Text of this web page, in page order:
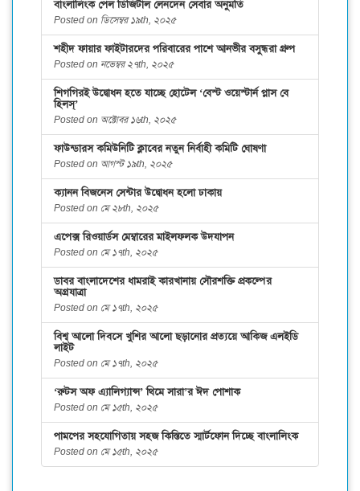
বাংলালিংক পেল ডিজিটাল লেনদেন সেবার অনুমতি
Posted on ডিসেম্বর ১৯th, ২০২৫
শহীদ ফায়ার ফাইটারদের পরিবারের পাশে আনভীর বসুন্ধরা গ্রুপ
Posted on নভেম্বর ২৭th, ২০২৫
শিগগিরই উদ্বোধন হতে যাচ্ছে হোটেল ‘বেস্ট ওয়েস্টার্ন প্লাস বে
হিলস্’
Posted on অক্টোবর ১৬th, ২০২৫
ফাউন্ডারস কমিউনিটি ক্লাবের নতুন নির্বাহী কমিটি ঘোষণা
Posted on আগস্ট ১৯th, ২০২৫
ক্যানন বিজনেস সেন্টার উদ্বোধন হলো ঢাকায়
Posted on মে ২৮th, ২০২৫
এপেক্স রিওয়ার্ডস মেম্বারের মাইলফলক উদযাপন
Posted on মে ১৭th, ২০২৫
ডাবর বাংলাদেশের ধামরাই কারখানায় সৌরশক্তি প্রকল্পের
অগ্রযাত্রা
Posted on মে ১৭th, ২০২৫
বিশ্ব আলো দিবসে খুশির আলো ছড়ানোর প্রত্যয়ে আকিজ এলইডি
লাইট
Posted on মে ১৭th, ২০২৫
‘রুটস অফ এ্যালিগ্যান্স’ থিমে সারা’র ঈদ পোশাক
Posted on মে ১৫th, ২০২৫
পামপের সহযোগিতায় সহজ কিস্তিতে স্মার্টফোন দিচ্ছে বাংলালিংক
Posted on মে ১৫th, ২০২৫